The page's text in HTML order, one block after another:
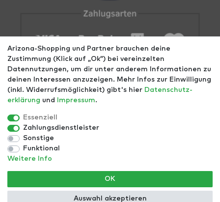
Impressum AGB Datenschutz
*Alle Preise inkl. ges. MwSt. zzgl.Versandkosten- ©
Copyright 2021 | Alle Rechte vorbehalten.
Arizona-Shopping und Partner brauchen deine
Zustimmung (Klick auf „Ok”) bei vereinzelten
Datennutzungen, um dir unter anderem Informationen zu
deinen Interessen anzuzeigen. Mehr Infos zur Einwilligung
(inkl. Widerrufsmöglichkeit) gibt's hier Daten­schutz­
erklärung und Impressum.
Essenziell
Zahlungsdienstleister
Sonstige
Funktional
Weitere Info
OK
Auswahl akzeptieren